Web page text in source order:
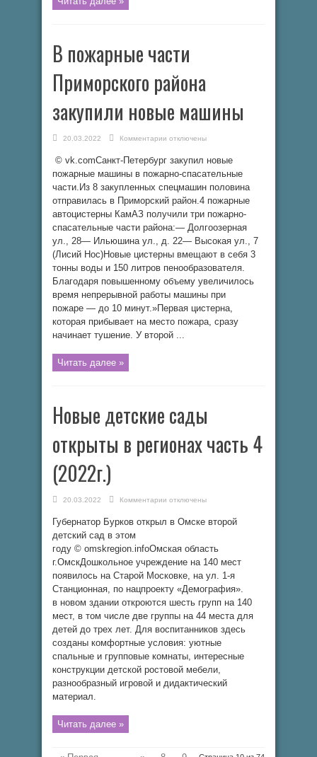
В пожарные части
Приморского района
закупили новые машины
20.03.2022 Комментарии
пожарные
Приморского
района
закупили
новые
машины
отключены
© vk.comСанкт-Петербург закупил новые
пожарные машины в пожарно-спасательные
части.Из 8 закупленных спецмашин половина
отправилась в Приморский район.4 пожарные
автоцистерны КамАЗ получили три пожарно-
спасательные части района:— Долгоозерная
ул., 28— Ильюшина ул., д. 22— Высокая ул., 7
(Лисий Нос)Новые цистерны вмещают в себя 3
тонны воды и 150 литров пенообразователя.
Благодаря повышенному объему увеличилось
время непрерывной работы машины при
пожаре — до 10 минут.»Первая цистерна,
которая прибывает на место пожара, сразу
начинает тушение. У второй ...
Читать далее »
Новые детские сады
открыты в регионах часть 4
(2022г.)
20.03.2022 Комментарии
детские
в
регионах
часть
4
(2022г.)
отключены
Губернатор Бурков открыл в Омске второй
детский сад в этом
году © omskregion.infoОмская область
г.ОмскДошкольное учреждение на 140 мест
появилось на Старой Московке, на ул. 1-я
Станционная, по нацпроекту «Демография».
в новом здании откроются шесть групп на 140
мест, в том числе две группы на 44 места для
детей до трех лет. Для воспитанников здесь
созданы комфортные условия: уютные
спальные и групповые комнаты, интересные
конструкции детской ростовой мебели,
разнообразный игровой и дидактический
материал.
Читать далее »